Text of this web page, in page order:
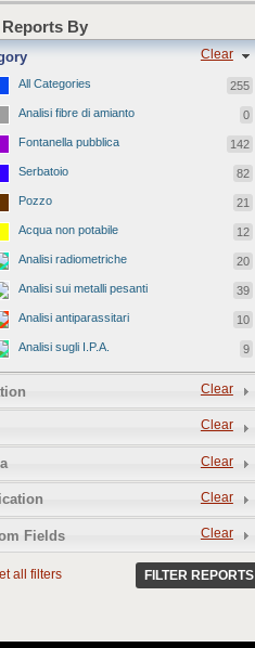
By
Clear
All Categories 255
Analisi fibre di amianto 0
Fontanella pubblica 142
Serbatoio 82
Pozzo 21
Acqua non potabile 12
Analisi radiometriche 20
Analisi sui metalli pesanti 39
Analisi antiparassitari 10
Analisi sugli I.P.A. 9
Clear
Clear
Clear
Clear
Clear
Fields
all filters FILTER REPORTS